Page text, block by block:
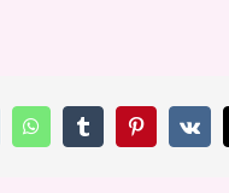
WhatsAppTumblrPinterest
Vk